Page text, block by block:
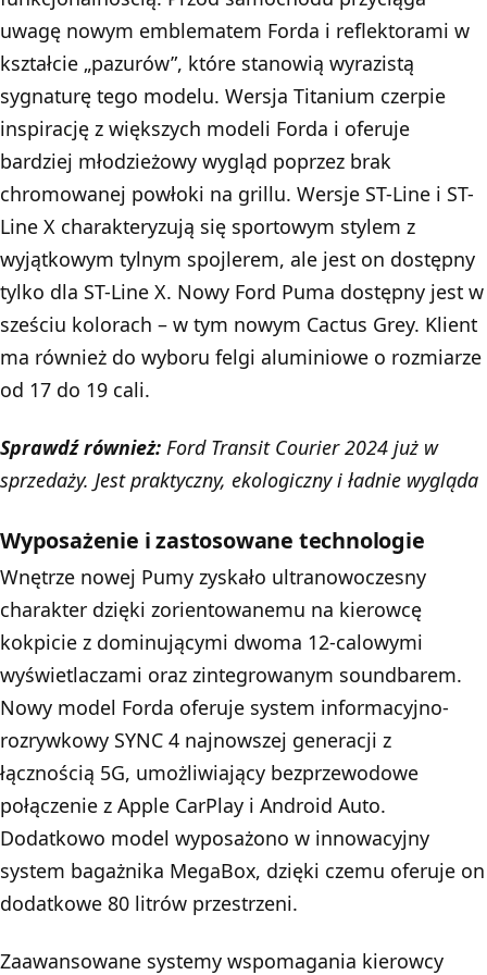
uwagę nowym emblematem Forda i reflektorami w
kształcie „pazurów”, które stanowią wyrazistą
sygnaturę tego modelu. Wersja Titanium czerpie
inspirację z większych modeli Forda i oferuje
bardziej młodzieżowy wygląd poprzez brak
chromowanej powłoki na grillu. Wersje ST-Line i ST-
Line X charakteryzują się sportowym stylem z
wyjątkowym tylnym spojlerem, ale jest on dostępny
tylko dla ST-Line X. Nowy Ford Puma dostępny jest w
sześciu kolorach – w tym nowym Cactus Grey. Klient
ma również do wyboru felgi aluminiowe o rozmiarze
od 17 do 19 cali.
Sprawdź również: Ford Transit Courier 2024 już w
sprzedaży. Jest praktyczny, ekologiczny i ładnie wygląda
Wyposażenie i zastosowane technologie
Wnętrze nowej Pumy zyskało ultranowoczesny
charakter dzięki zorientowanemu na kierowcę
kokpicie z dominującymi dwoma 12-calowymi
wyświetlaczami oraz zintegrowanym soundbarem.
Nowy model Forda oferuje system informacyjno-
rozrywkowy SYNC 4 najnowszej generacji z
łącznością 5G, umożliwiający bezprzewodowe
połączenie z Apple CarPlay i Android Auto.
Dodatkowo model wyposażono w innowacyjny
system bagażnika MegaBox, dzięki czemu oferuje on
dodatkowe 80 litrów przestrzeni.
Zaawansowane systemy wspomagania kierowcy